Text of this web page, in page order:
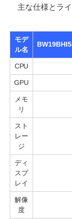
主な仕様とライ
モデ
ル名
CPU
GPU
メモ
リ
スト
レー
ジ
ディ
スプ
レイ
解像
度